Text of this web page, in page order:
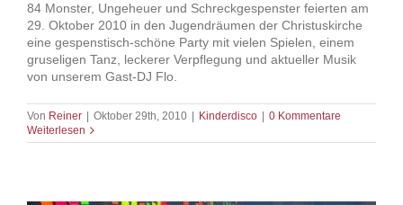
84 Monster, Ungeheuer und Schreckgespenster feierten am
29. Oktober 2010 in den Jugendräumen der Christuskirche
eine gespenstisch-schöne Party mit vielen Spielen, einem
gruseligen Tanz, leckerer Verpflegung und aktueller Musik
von unserem Gast-DJ Flo.
Von Reiner Oktober 29th, 2010 Kinderdisco
0 Kommentare
Weiterlesen